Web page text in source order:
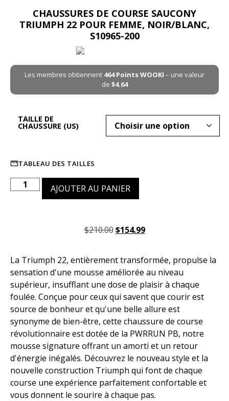
CHAUSSURES DE COURSE SAUCONY
TRIUMPH 22 POUR FEMME, NOIR/BLANC,
S10965-200
Les membres obtiennent 464Points WOOKI – une valeur
de $4.64
TAILLE DE
CHAUSSURE (US)
TABLEAU DES TAILLES
AJOUTER AU PANIER
$210.00 $154.99
La Triumph 22, entièrement transformée, propulse la
sensation d'une mousse améliorée au niveau
supérieur, insufflant une dose de plaisir à chaque
foulée. Conçue pour ceux qui savent que courir est
source de bonheur et qu'une belle allure est
synonyme de bien-être, cette chaussure de course
révolutionnaire est dotée de la PWRRUN PB, notre
mousse signature offrant un amorti et un retour
d'énergie inégalés. Découvrez le nouveau style et la
nouvelle construction Triumph qui font de chaque
course une expérience parfaitement confortable et
vous donnent le sourire à chaque pas.